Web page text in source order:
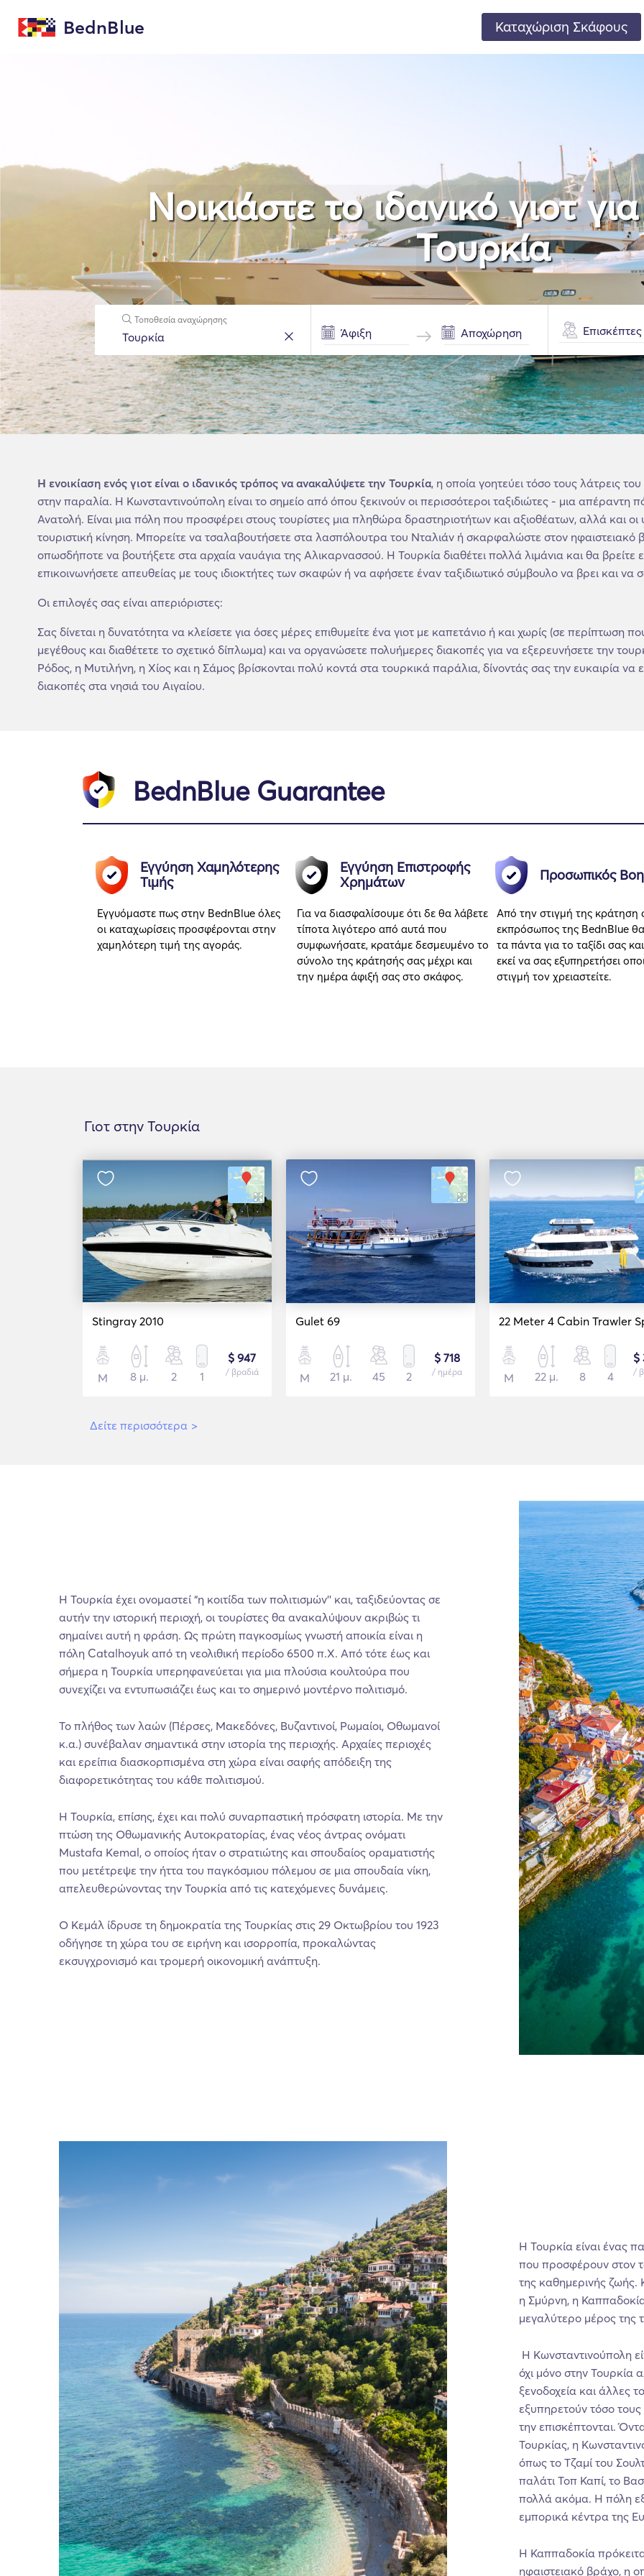
BednBlue Καταχώριση Σκάφους
Νοικιάστε το ιδανικό γιοτ
Τουρκία
Τοποθεσία αναχώρησης
Επισκέπτες
Η ενοικίαση ενός γιοτ είναι ο ιδανικός τρόπος να ανακαλύψετε την Τουρκία, η οποία γοητεύει τόσο τους λάτρεις
στην παραλία. Η Κωνσταντινούπολη είναι το σημείο από όπου ξεκινούν οι περισσότεροι ταξιδιώτες - μια
Ανατολή. Είναι μια πόλη που προσφέρει στους τουρίστες μια πληθώρα δραστηριοτήτων και αξιοθέατων, αλλά και
τουριστική κίνηση. Μπορείτε να τσαλαβουτήσετε στα λασπόλουτρα του Νταλιάν ή σκαρφαλώστε στον ηφαιστειακό
οπωσδήποτε να βουτήξετε στα αρχαία ναυάγια της Αλικαρνασσού. Η Τουρκία διαθέτει πολλά λιμάνια και θα βρείτε
επικοινωνήσετε απευθείας με τους ιδιοκτήτες των σκαφών ή να αφήσετε έναν ταξιδιωτικό σύμβουλο να βρει και να
Οι επιλογές σας είναι απεριόριστες:
Σας δίνεται η δυνατότητα να κλείσετε για όσες μέρες επιθυμείτε ένα γιοτ με καπετάνιο ή και χωρίς (σε περίπτωση
μεγέθους και διαθέτετε το σχετικό δίπλωμα) και να οργανώσετε πολυήμερες διακοπές για να εξερευνήσετε την
Ρόδος, η Μυτιλήνη, η Χίος και η Σάμος βρίσκονται πολύ κοντά στα τουρκικά παράλια, δίνοντάς σας την ευκαιρία να
διακοπές στα νησιά του Αιγαίου.
BednBlue Guarantee
Εγγύηση Χαμηλότερης
Τιμής
Εγγυόμαστε πως στην BednBlue όλες
οι καταχωρίσεις προσφέρονται στην
χαμηλότερη τιμή της αγοράς.
Εγγύηση Επιστροφής
Χρημάτων
Για να διασφαλίσουμε ότι δε θα λάβετε
τίποτα λιγότερο από αυτά που
συμφωνήσατε, κρατάμε δεσμευμένο το
σύνολο της κράτησής σας μέχρι και
την ημέρα άφιξή σας στο σκάφος.
Προσωπικός
Από την στιγμή της κράτηση
εκπρόσωπος της BednBlue θα
τα πάντα για το ταξίδι σας
εκεί να σας εξυπηρετήσει
στιγμή τον χρειαστείτε.
Γιοτ στην Τουρκία
Stingray 2010
Μ 8 μ. 2 1
$ 947
/ βραδιά
Gulet 69
Μ 21 μ. 45 2
$ 718
/ ημέρα Μ 22 μ. 8 4
$
/
Δείτε περισσότερα >
Η Τουρκία έχει ονομαστεί “η κοιτίδα των πολιτισμών’’ και, ταξιδεύοντας σε
αυτήν την ιστορική περιοχή, οι τουρίστες θα ανακαλύψουν ακριβώς τι
σημαίνει αυτή η φράση. Ως πρώτη παγκοσμίως γνωστή αποικία είναι η
πόλη Catalhoyuk από τη νεολιθική περίοδο 6500 π.Χ. Από τότε έως και
σήμερα η Τουρκία υπερηφανεύεται για μια πλούσια κουλτούρα που
συνεχίζει να εντυπωσιάζει έως και το σημερινό μοντέρνο πολιτισμό.
Το πλήθος των λαών (Πέρσες, Μακεδόνες, Βυζαντινοί, Ρωμαίοι, Οθωμανοί
κ.α.) συνέβαλαν σημαντικά στην ιστορία της περιοχής. Αρχαίες περιοχές
και ερείπια διασκορπισμένα στη χώρα είναι σαφής απόδειξη της
διαφορετικότητας του κάθε πολιτισμού.
Η Τουρκία, επίσης, έχει και πολύ συναρπαστική πρόσφατη ιστορία. Με την
πτώση της Οθωμανικής Αυτοκρατορίας, ένας νέος άντρας ονόματι
Mustafa Kemal, ο οποίος ήταν ο στρατιώτης και σπουδαίος οραματιστής
που μετέτρεψε την ήττα του παγκόσμιου πόλεμου σε μια σπουδαία νίκη,
απελευθερώνοντας την Τουρκία από τις κατεχόμενες δυνάμεις.
Ο Κεμάλ ίδρυσε τη δημοκρατία της Τουρκίας στις 29 Οκτωβρίου του 1923
οδήγησε τη χώρα του σε ειρήνη και ισορροπία, προκαλώντας
εκσυγχρονισμό και τρομερή οικονομική ανάπτυξη.
Η Τουρκία είναι ένας
που προσφέρουν στον
της καθημερινής ζωής.
η Σμύρνη, η
μεγαλύτερο μέρος της
Η Κωνσταντινούπολη
όχι μόνο στην Τουρκία
ξενοδοχεία και άλλες
εξυπηρετούν τόσο
την επισκέπτονται.
Τουρκίας, η
όπως το Τζαμί του
παλάτι Τοπ Καπί, το
πολλά ακόμα. Η πόλη
εμπορικά κέντρα της
Η Καππαδοκία
ηφαιστειακό βράχο, η